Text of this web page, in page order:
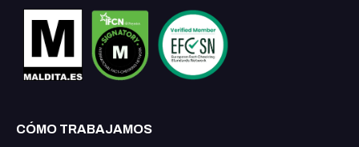
CÓMO TRABAJAMOS